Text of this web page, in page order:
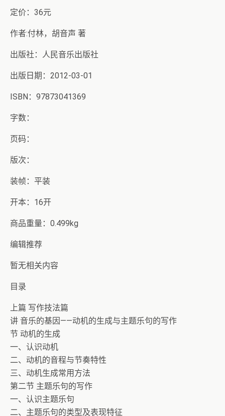
定价：36元
作者:付林，胡音声 著
出版社：人民音乐出版社
出版日期：2012-03-01
ISBN：97873041369
字数：
页码：
版次：
装帧：平装
开本：16开
商品重量：0.499kg
编辑推荐
暂无相关内容
目录
上篇 写作技法篇
讲 音乐的基因——动机的生成与主题乐句的写作
节 动机的生成
一、认识动机
二、动机的音程与节奏特性
三、动机生成常用方法
第二节 主题乐句的写作
一、认识主题乐句
二、主题乐句的类型及表现特征